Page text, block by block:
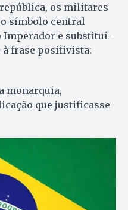
os militares
símbolo central
Imperador e substituí-
frase positivista:
monarquia,
que justificasse